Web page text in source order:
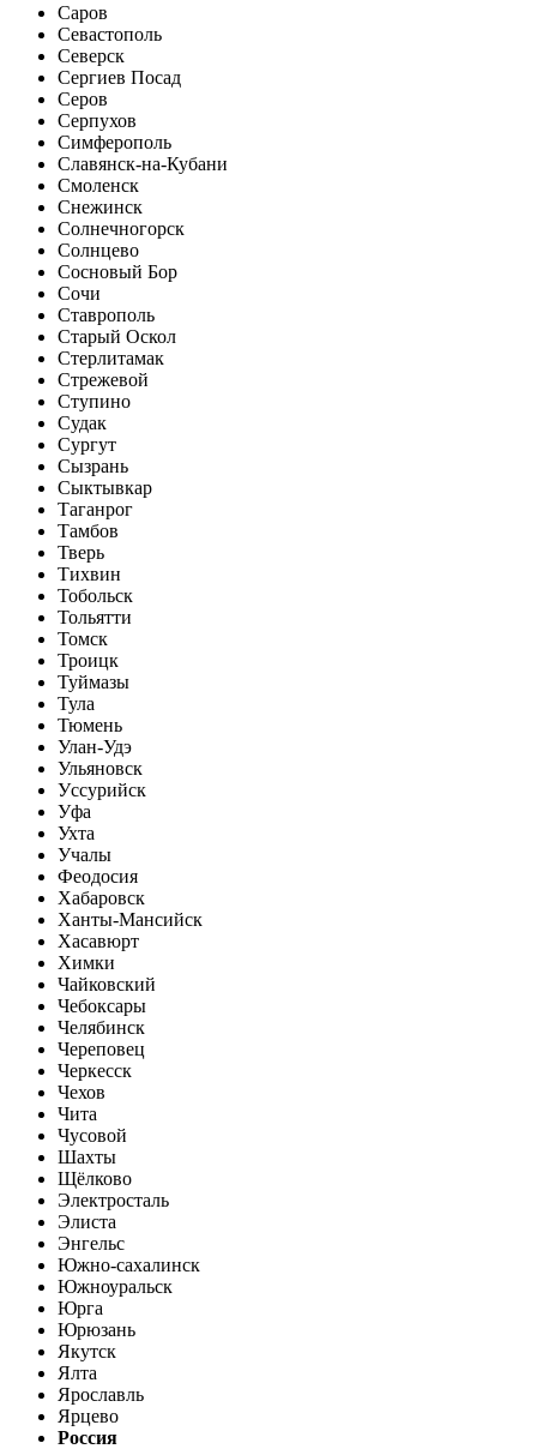
Саров
Севастополь
Северск
Сергиев Посад
Серов
Серпухов
Симферополь
Славянск-на-Кубани
Смоленск
Снежинск
Солнечногорск
Солнцево
Сосновый Бор
Сочи
Ставрополь
Старый Оскол
Стерлитамак
Стрежевой
Ступино
Судак
Сургут
Сызрань
Сыктывкар
Таганрог
Тамбов
Тверь
Тихвин
Тобольск
Тольятти
Томск
Троицк
Туймазы
Тула
Тюмень
Улан-Удэ
Ульяновск
Уссурийск
Уфа
Ухта
Учалы
Феодосия
Хабаровск
Ханты-Мансийск
Хасавюрт
Химки
Чайковский
Чебоксары
Челябинск
Череповец
Черкесск
Чехов
Чита
Чусовой
Шахты
Щёлково
Электросталь
Элиста
Энгельс
Южно-сахалинск
Южноуральск
Юрга
Юрюзань
Якутск
Ялта
Ярославль
Ярцево
Россия